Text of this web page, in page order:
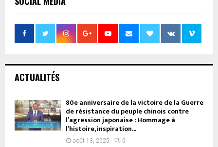
ACTUALITÉS
80e anniversaire de la victoire de la Guerre
de résistance du peuple chinois contre
l’agression japonaise : Hommage à
l’histoire, inspiration...
août 13, 2025 0